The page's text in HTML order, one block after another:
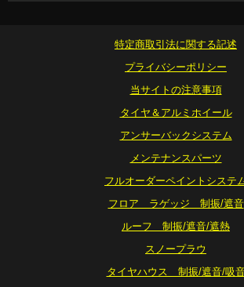
特定商取引法に関する記述
プライバシーポリシー
当サイトの注意事項
タイヤ＆アルミホイール
アンサーバックシステム
メンテナンスパーツ
フルオーダーペイントシステ
フロア ラゲッジ 制振/遮音
ルーフ 制振/遮音/遮熱
スノープラウ
タイヤハウス 制振/遮音/吸